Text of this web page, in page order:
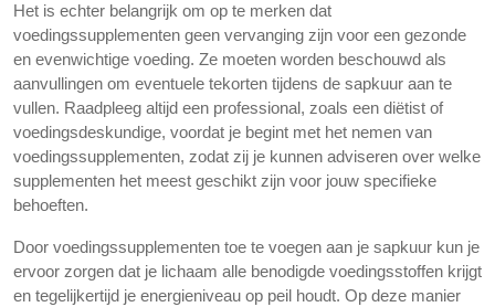
Het is echter belangrijk om op te merken dat
voedingssupplementen geen vervanging zijn voor een gezonde
en evenwichtige voeding. Ze moeten worden beschouwd als
aanvullingen om eventuele tekorten tijdens de sapkuur aan te
vullen. Raadpleeg altijd een professional, zoals een diëtist of
voedingsdeskundige, voordat je begint met het nemen van
voedingssupplementen, zodat zij je kunnen adviseren over welke
supplementen het meest geschikt zijn voor jouw specifieke
behoeften.
Door voedingssupplementen toe te voegen aan je sapkuur kun je
ervoor zorgen dat je lichaam alle benodigde voedingsstoffen krijgt
en tegelijkertijd je energieniveau op peil houdt. Op deze manier